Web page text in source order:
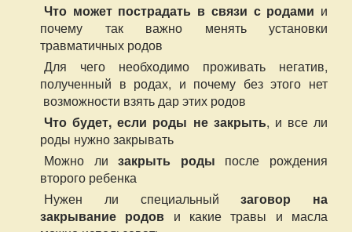
Что может пострадать в связи с родами и
почему так важно менять установки
травматичных родов
Для чего необходимо проживать негатив,
полученный в родах, и почему без этого нет
возможности взять дар этих родов
Что будет, если роды не закрыть, и все ли
роды нужно закрывать
Можно лизакрыть роды после рождения
второго ребенка
Нужен ли специальныйзаговор на
закрывание родов и какие травы и масла